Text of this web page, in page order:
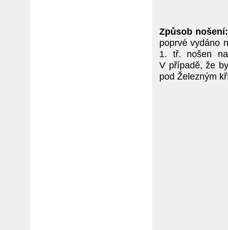
Způsob nošení:
poprvé vydáno
1. tř. nošen
V případě, že
pod Železným